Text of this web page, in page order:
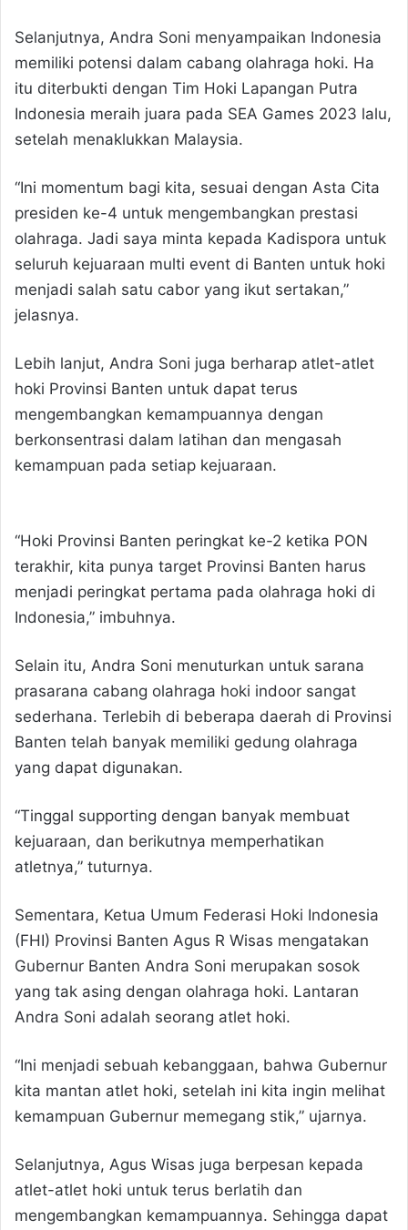
Selanjutnya, Andra Soni menyampaikan Indonesia
memiliki potensi dalam cabang olahraga hoki. Ha
itu diterbukti dengan Tim Hoki Lapangan Putra
Indonesia meraih juara pada SEA Games 2023 lalu,
setelah menaklukkan Malaysia.
“Ini momentum bagi kita, sesuai dengan Asta Cita
presiden ke-4 untuk mengembangkan prestasi
olahraga. Jadi saya minta kepada Kadispora untuk
seluruh kejuaraan multi event di Banten untuk hoki
menjadi salah satu cabor yang ikut sertakan,”
jelasnya.
Lebih lanjut, Andra Soni juga berharap atlet-atlet
hoki Provinsi Banten untuk dapat terus
mengembangkan kemampuannya dengan
berkonsentrasi dalam latihan dan mengasah
kemampuan pada setiap kejuaraan.
“Hoki Provinsi Banten peringkat ke-2 ketika PON
terakhir, kita punya target Provinsi Banten harus
menjadi peringkat pertama pada olahraga hoki di
Indonesia,” imbuhnya.
Selain itu, Andra Soni menuturkan untuk sarana
prasarana cabang olahraga hoki indoor sangat
sederhana. Terlebih di beberapa daerah di Provinsi
Banten telah banyak memiliki gedung olahraga
yang dapat digunakan.
“Tinggal supporting dengan banyak membuat
kejuaraan, dan berikutnya memperhatikan
atletnya,” tuturnya.
Sementara, Ketua Umum Federasi Hoki Indonesia
(FHI) Provinsi Banten Agus R Wisas mengatakan
Gubernur Banten Andra Soni merupakan sosok
yang tak asing dengan olahraga hoki. Lantaran
Andra Soni adalah seorang atlet hoki.
“Ini menjadi sebuah kebanggaan, bahwa Gubernur
kita mantan atlet hoki, setelah ini kita ingin melihat
kemampuan Gubernur memegang stik,” ujarnya.
Selanjutnya, Agus Wisas juga berpesan kepada
atlet-atlet hoki untuk terus berlatih dan
mengembangkan kemampuannya. Sehingga dapat